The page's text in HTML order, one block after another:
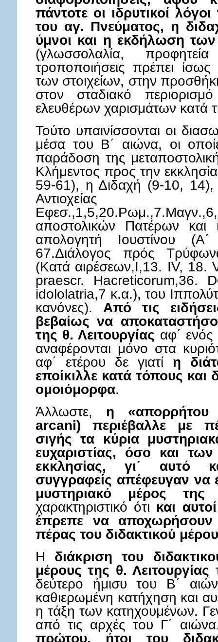
πάντοτε οι ιδρυτικοί
του αγ. Πνεύματος, η
ύμνοι και η εκδήλωση
(γλωσσολαλία,
τροποποιήσεις πρέπει
των στοιχείων, στην
στον σταδιακό
ελευθέρων χαρισμάτων κατά
Τούτο υπαινίσσονται οι
μέσα του Β΄ αιώνα, οι
παράδοση της
Κλήμεντος προς την
59-61), η Διδαχή (9-10, 14),
Αντιοχείας
αποστολικών Πατέρων και
απολογητή Ιουστίνου
67.Διάλογος πρός
(Κατά αιρέσεων,I,13. IV, 18.
praescr. Hacreticorum,36.
idololatria,7 κ.α.), του
κανόνες). Από τις
βεβαίως να
της θ. Λειτουργίας αφ΄ ενός
αναφέρονται μόνο στα
αφ΄ ετέρου δε γιατί η
εποίκιλλε κατά τόπους
ομοιόμορφα.
Άλλωστε, η «απορρήτου
arcani) περιέβαλλε με
σιγής τα κύρια
ευχαριστίας, όσο και
εκκλησίας, γι΄ αυτό
συγγραφείς απέφευγαν να
μυστηριακό μέρος
χαρακτηριστικό ότι και
έπρεπε να
πέρας του διδακτικού
Η διάκριση του
μέρους της θ. Λειτουργίας
δεύτερο ήμισυ του Β΄
καθιερωμένη κατήχηση και
η τάξη των κατηχουμένων.
από τις αρχές του Γ΄
πρώτου, ήτοι του